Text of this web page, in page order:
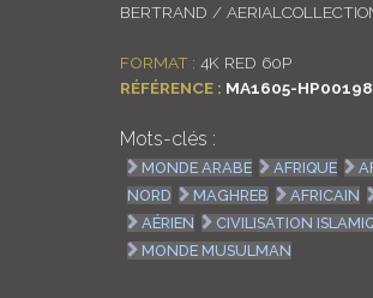
BERTRAND /
FORMAT : 4K RED 60P
RÉFÉRENCE : MA1605-
Mots-clés :
MONDE ARABE AFRIQUE
NORD
MAGHREB AFRICAIN
AÉRIEN
CIVILISATION
MONDE MUSULMAN